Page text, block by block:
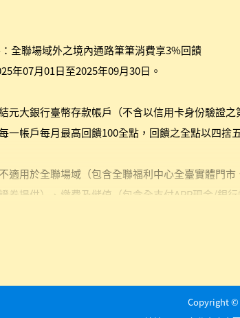
全聯場域外之境內通路筆筆消費享3%回饋
年07月01日至2025年09月30日。
元大銀行臺幣存款帳戶（不含以信用卡身份驗證
一帳戶每月最高回饋100全點，回饋之全點以四
適用於全聯場域（包含全聯福利中心全臺實體門
券提供）、繳費及儲值（包含全支付APP現金/銀
單筆消費」為「實質交易款項」，且不含法令規定
至全支付「錢包」>「點數紀錄」內觀看。查詢額
Copyright ©